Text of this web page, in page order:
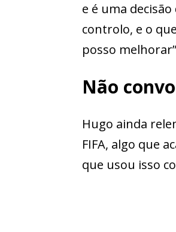
e é uma
controlo, e o
posso
Não
Hugo ainda
FIFA, algo que
que usou isso